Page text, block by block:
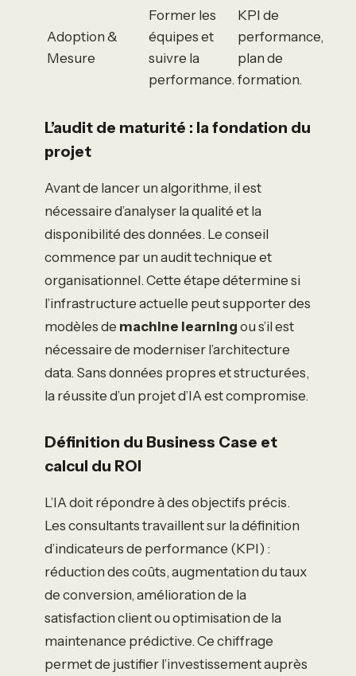
Adoption &
Mesure
Former les
équipes et
suivre la
performance.
KPI de
performance,
plan de
formation.
L’audit de maturité : la fondation du
projet
Avant de lancer un algorithme, il est
nécessaire d’analyser la qualité et la
disponibilité des données. Le conseil
commence par un audit technique et
organisationnel. Cette étape détermine si
l’infrastructure actuelle peut supporter des
modèles de machine learning ou s’il est
nécessaire de moderniser l’architecture
data. Sans données propres et structurées,
la réussite d’un projet d’IA est compromise.
Définition du Business Case et
calcul du ROI
L’IA doit répondre à des objectifs précis.
Les consultants travaillent sur la définition
d’indicateurs de performance (KPI) :
réduction des coûts, augmentation du taux
de conversion, amélioration de la
satisfaction client ou optimisation de la
maintenance prédictive. Ce chiffrage
permet de justifier l’investissement auprès